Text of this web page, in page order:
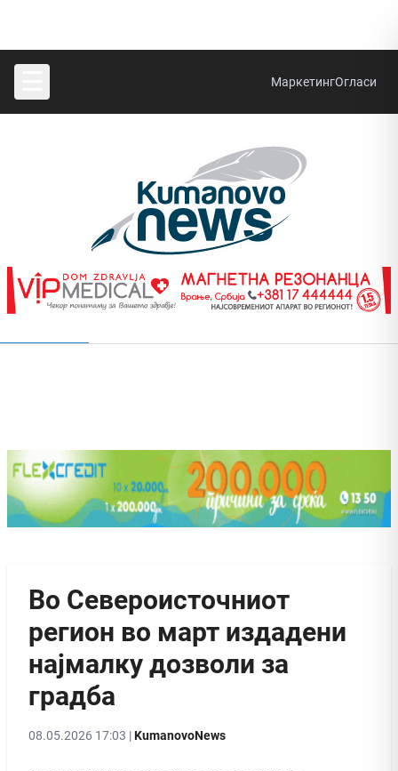
МаркетингОгласи
Во Североисточниот
регион во март издадени
најмалку дозволи за
градба
08.05.2026 17:03 |KumanovoNews